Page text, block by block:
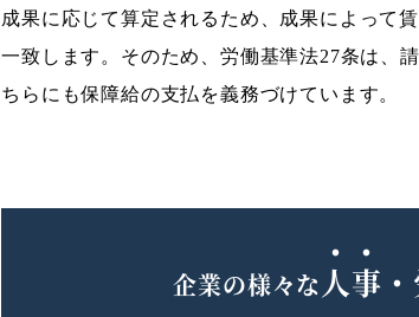
成果に応じて算定されるため、成果によって
一致します。そのため、労働基準法27条は、
ちらにも保障給の支払を義務づけています。
企業の様々な 人事